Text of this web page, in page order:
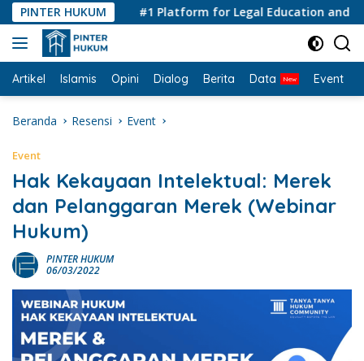
Langsung
ke
konten
PINTER HUKUM #1 Platform for Legal Education and
Artikel Islamis Opini Dialog Berita Data Event
Beranda Resensi Event
Event
Hak Kekayaan Intelektual: Merek
dan Pelanggaran Merek (Webinar
Hukum)
PINTER HUKUM
06/03/2022